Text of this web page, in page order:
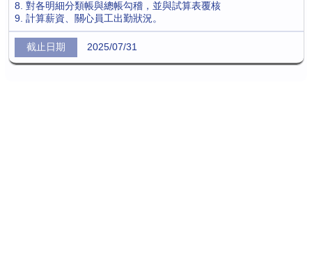
8. 對各明細分類帳與總帳勾稽，並與試算表覆核
9. 計算薪資、關心員工出勤狀況。
2025/07/31